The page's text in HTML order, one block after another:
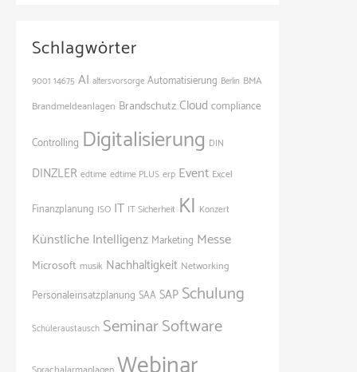
Schlagwörter
9001 14675 AI altersvorsorge Automatisierung Berlin BMA
Brandmeldeanlagen BrandschutzCloud compliance
Controlling Digitalisierung DIN
DINZLER edtime edtime PLUS erp Event Excel
Finanzplanung ISO IT IT Sicherheit KI Konzert
Künstliche Intelligenz Marketing Messe
Microsoft musik Nachhaltigkeit Networking
Personaleinsatzplanung SAASAP Schulung
Schüleraustausch SeminarSoftware